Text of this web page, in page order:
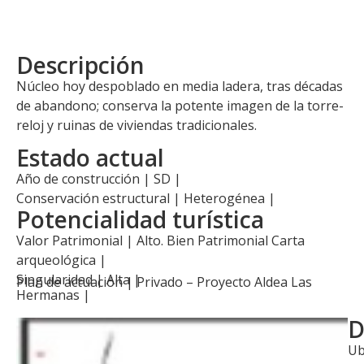
Descripción
Núcleo hoy despoblado en media ladera, tras décadas
de abandono; conserva la potente imagen de la torre-
reloj y ruinas de viviendas tradicionales.
Estado actual
Año de construcción | SD |
Conservación estructural | Heterogénea |
Potencialidad turística
Valor Patrimonial | Alto. Bien Patrimonial Carta
arqueológica |
Singularidad | Alta |
Plan de actuación | Privado – Proyecto Aldea Las
Hermanas |